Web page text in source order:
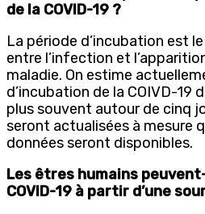
de la COVID-19 ?
La période d’incubation est
entre l’infection et
maladie. On estime
d’incubation de la COIVD-19
plus souvent autour de cinq
seront actualisées à mesure
données seront disponibles.
Les êtres humains
COVID-19 à partir d’une